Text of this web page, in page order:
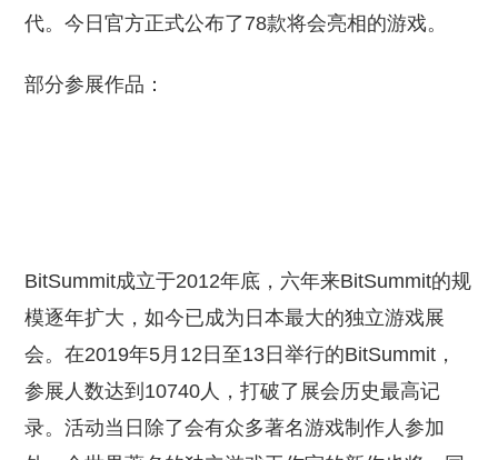
代。今日官方正式公布了78款将会亮相的游戏。
部分参展作品：
BitSummit成立于2012年底，六年来BitSummit的规
模逐年扩大，如今已成为日本最大的独立游戏展
会。在2019年5月12日至13日举行的BitSummit，
参展人数达到10740人，打破了展会历史最高记
录。活动当日除了会有众多著名游戏制作人参加